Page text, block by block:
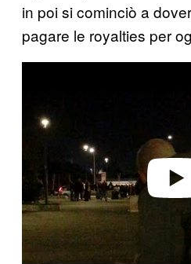
in poi si cominciò a
pagare le royalties per
Play